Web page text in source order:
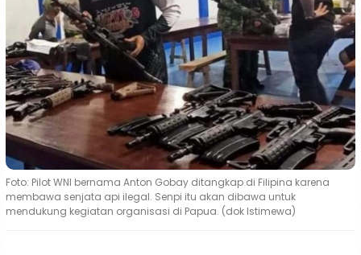
Foto: Pilot WNI bernama Anton Gobay ditangkap di Filipina karena
membawa senjata api ilegal. Senpi itu akan dibawa untuk
mendukung kegiatan organisasi di Papua. (dok Istimewa)